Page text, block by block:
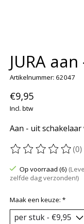
JURA
Artikelnummer: 62047
€9,95
Incl. btw
Aan - uit
De beoordeling van
(0)
Op voorraad (6)
zelfde dag verzonden!)
Maak een keuze: *